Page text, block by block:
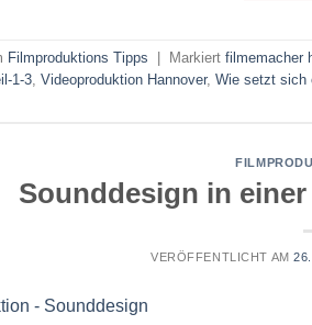
Filmproduktions Tipps Markiert filmemacher
1-3, Videoproduktion Hannover, Wie setzt sich
Sounddesign in
VERÖFFENTLICHT AM